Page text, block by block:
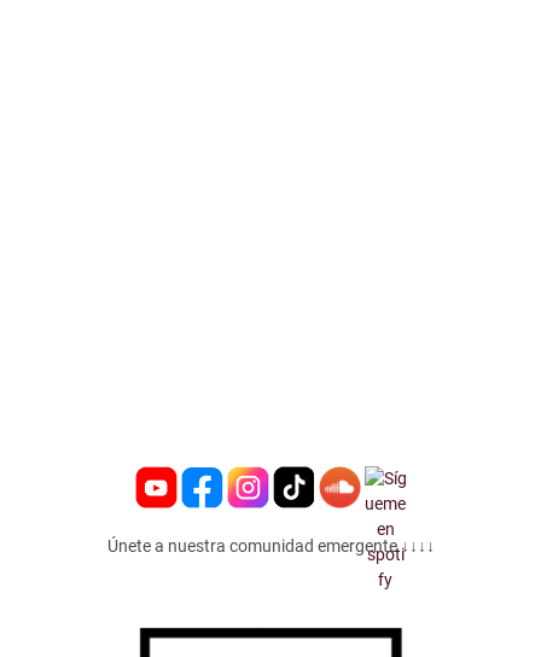
Únete a nuestra comunidad emergente ↓↓↓↓